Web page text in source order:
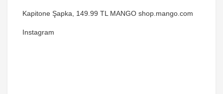
Kapitone Şapka, 149.99 TL MANGO shop.mango.com
Instagram